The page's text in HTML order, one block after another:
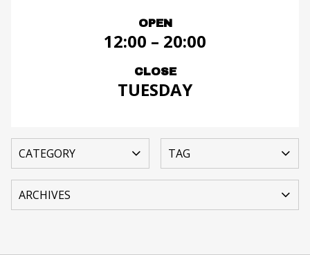
OPEN
12:00 – 20:00
CLOSE
TUESDAY